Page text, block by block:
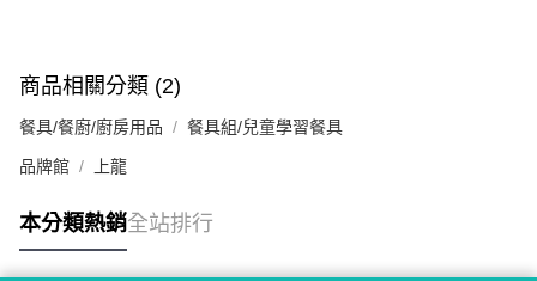
商品相關分類 (2)
餐具/餐廚/廚房用品 餐具組/兒童學習餐具
品牌館 上龍
本分類熱銷全站排行